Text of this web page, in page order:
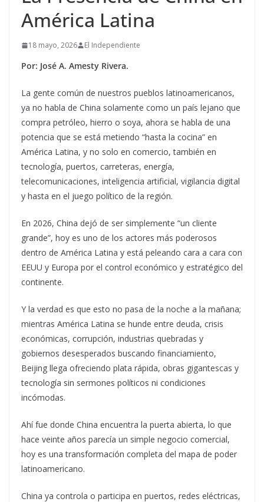
América Latina
18 mayo, 2026 El Independiente
Por: José A. Amesty Rivera.
La gente común de nuestros pueblos latinoamericanos,
ya no habla de China solamente como un país lejano que
compra petróleo, hierro o soya, ahora se habla de una
potencia que se está metiendo “hasta la cocina” en
América Latina, y no solo en comercio, también en
tecnología, puertos, carreteras, energía,
telecomunicaciones, inteligencia artificial, vigilancia digital
y hasta en el juego político de la región.
En 2026, China dejó de ser simplemente “un cliente
grande”, hoy es uno de los actores más poderosos
dentro de América Latina y está peleando cara a cara con
EEUU y Europa por el control económico y estratégico del
continente.
Y la verdad es que esto no pasa de la noche a la mañana;
mientras América Latina se hunde entre deuda, crisis
económicas, corrupción, industrias quebradas y
gobiernos desesperados buscando financiamiento,
Beijing llega ofreciendo plata rápida, obras gigantescas y
tecnología sin sermones políticos ni condiciones
incómodas.
Ahí fue donde China encuentra la puerta abierta, lo que
hace veinte años parecía un simple negocio comercial,
hoy es una transformación completa del mapa de poder
latinoamericano.
China ya controla o participa en puertos, redes eléctricas,